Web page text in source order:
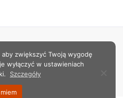
zwiększyć Twoją wygodę
wyłączyć w ustawieniach
Szczegóły